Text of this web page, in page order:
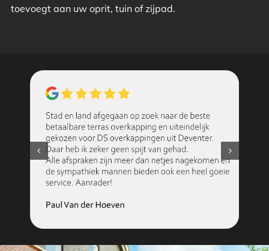
toevoegt aan uw oprit, tuin of zijpad.